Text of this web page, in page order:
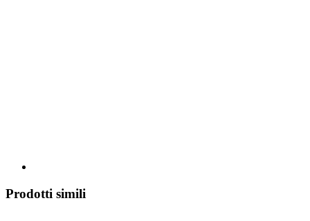
Prodotti simili